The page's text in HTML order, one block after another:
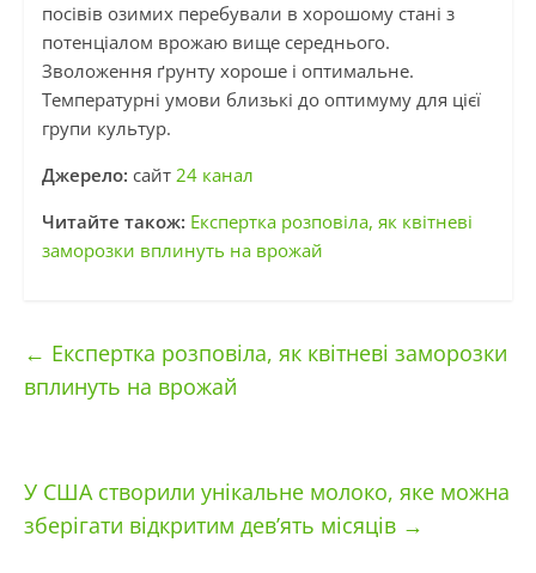
посівів озимих перебували в хорошому стані з
потенціалом врожаю вище середнього.
Зволоження ґрунту хороше і оптимальне.
Температурні умови близькі до оптимуму для цієї
групи культур.
Джерело: сайт 24 канал
Читайте також: Експертка розповіла, як квітневі
заморозки вплинуть на врожай
← Експертка розповіла, як квітневі заморозки
вплинуть на врожай
У США створили унікальне молоко, яке можна
зберігати відкритим дев’ять місяців →